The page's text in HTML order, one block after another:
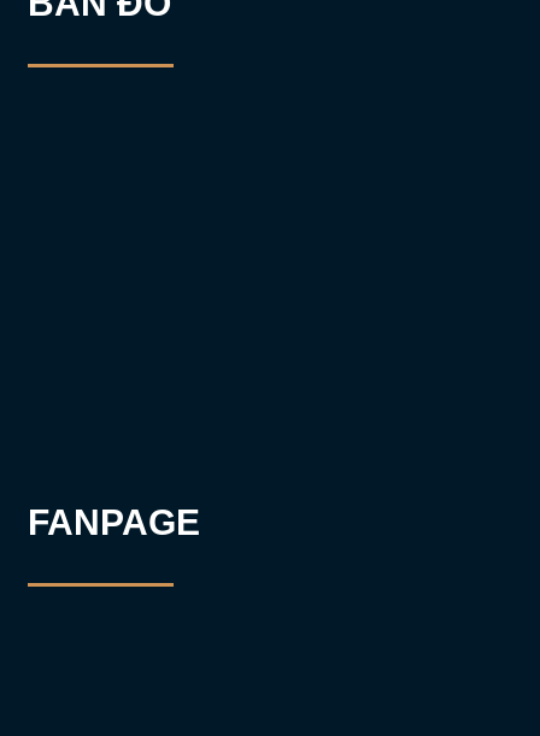
FANPAGE